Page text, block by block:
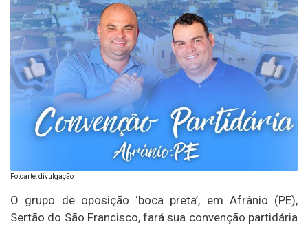
Fotoarte: divulgação
O grupo de oposição ‘boca preta’, em Afrânio (PE),
Sertão do São Francisco, fará sua convenção partidária